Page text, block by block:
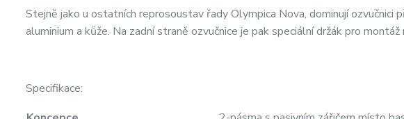
Stejně jako u ostatních reprosoustav řady Olympica Nova, dominují ozvučnici
aluminium a kůže. Na zadní straně ozvučnice je pak speciální držák pro
Specifikace: